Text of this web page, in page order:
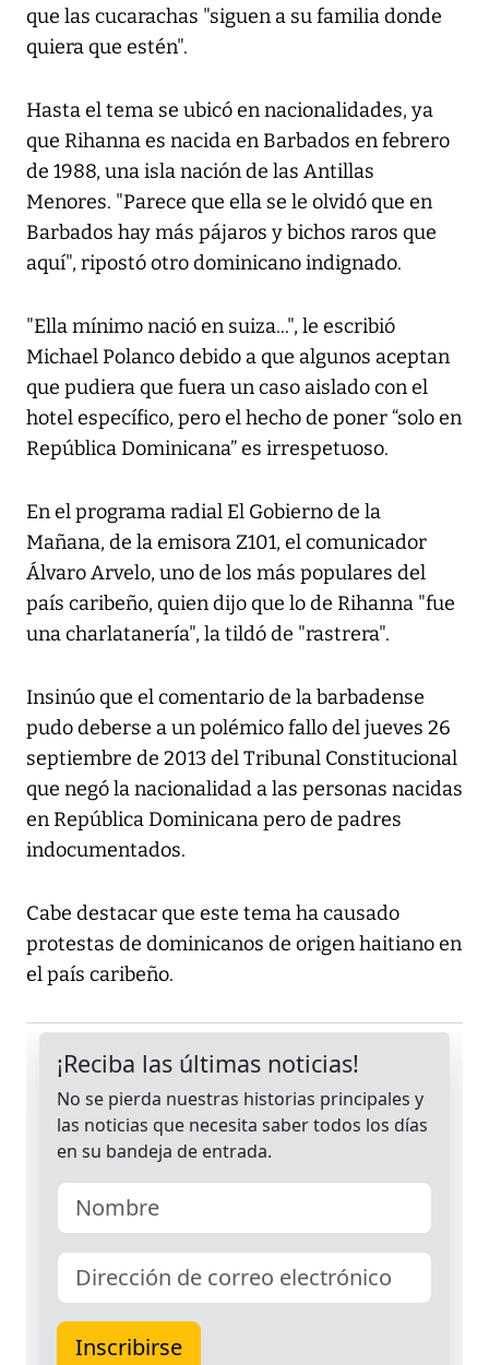
que las cucarachas "siguen a su familia donde
quiera que estén".
Hasta el tema se ubicó en nacionalidades, ya
que Rihanna es nacida en Barbados en febrero
de 1988, una isla nación de las Antillas
Menores. "Parece que ella se le olvidó que en
Barbados hay más pájaros y bichos raros que
aquí", ripostó otro dominicano indignado.
"Ella mínimo nació en suiza...", le escribió
Michael Polanco debido a que algunos aceptan
que pudiera que fuera un caso aislado con el
hotel específico, pero el hecho de poner “solo en
República Dominicana” es irrespetuoso.
En el programa radial El Gobierno de la
Mañana, de la emisora Z101, el comunicador
Álvaro Arvelo, uno de los más populares del
país caribeño, quien dijo que lo de Rihanna "fue
una charlatanería", la tildó de "rastrera".
Insinúo que el comentario de la barbadense
pudo deberse a un polémico fallo del jueves 26
septiembre de 2013 del Tribunal Constitucional
que negó la nacionalidad a las personas nacidas
en República Dominicana pero de padres
indocumentados.
Cabe destacar que este tema ha causado
protestas de dominicanos de origen haitiano en
el país caribeño.